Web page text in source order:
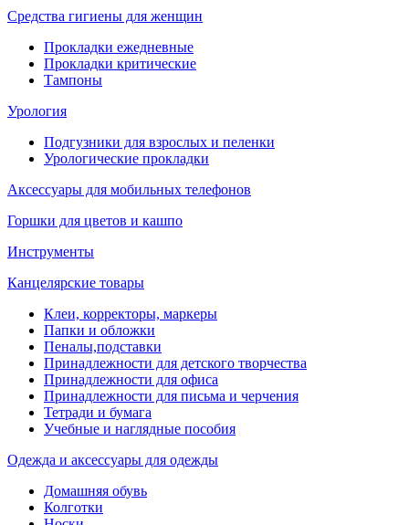
Средства гигиены для женщин
Прокладки ежедневные
Прокладки критические
Тампоны
Урология
Подгузники для взрослых и пеленки
Урологические прокладки
Аксессуары для мобильных телефонов
Горшки для цветов и кашпо
Инструменты
Канцелярские товары
Клеи, корректоры, маркеры
Папки и обложки
Пеналы,подставки
Принадлежности для детского творчества
Принадлежности для офиса
Принадлежности для письма и черчения
Тетради и бумага
Учебные и наглядные пособия
Одежда и аксессуары для одежды
Домашняя обувь
Колготки